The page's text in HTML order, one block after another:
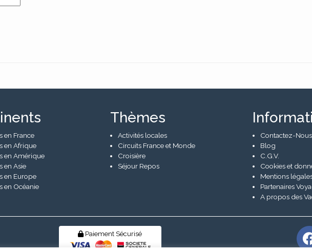
en France
en Afrique
en Amérique
en Asie
en Europe
en Océanie
Thèmes
Activités locales
Circuits France et Monde
Croisière
Séjour Repos
Contactez-Nous
Blog
C.G.V.
Cookies et
Mentions
Partenaires
A propos des
Paiement Sécurisé